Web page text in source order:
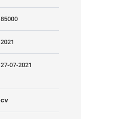
85000
2021
27-07-2021
cv